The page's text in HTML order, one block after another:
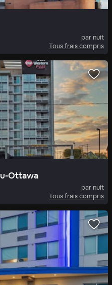
par nuit
Tous frais compris
Ottawa
par nuit
Tous frais compris